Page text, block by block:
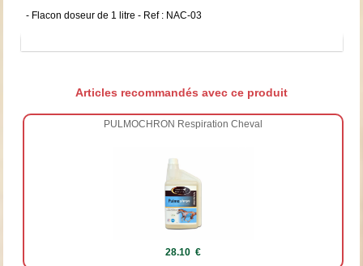
- Flacon doseur de 1 litre - Ref : NAC-03
Articles recommandés avec ce produit
PULMOCHRON Respiration Cheval
28.10 €